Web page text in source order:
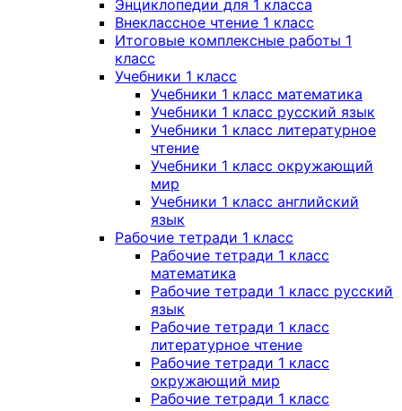
Энциклопедии для 1 класса
Внеклассное чтение 1 класс
Итоговые комплексные работы 1
класс
Учебники 1 класс
Учебники 1 класс математика
Учебники 1 класс русский язык
Учебники 1 класс литературное
чтение
Учебники 1 класс окружающий
мир
Учебники 1 класс английский
язык
Рабочие тетради 1 класс
Рабочие тетради 1 класс
математика
Рабочие тетради 1 класс русский
язык
Рабочие тетради 1 класс
литературное чтение
Рабочие тетради 1 класс
окружающий мир
Рабочие тетради 1 класс